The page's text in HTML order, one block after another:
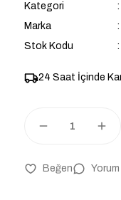
Kategori
Marka
Stok Kodu
24 Saat İçinde
Yorum